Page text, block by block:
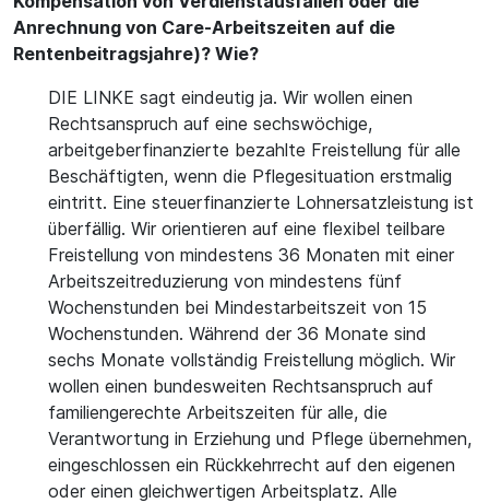
Anrechnung von Care-Arbeitszeiten auf die
Rentenbeitragsjahre)? Wie?
DIE LINKE sagt eindeutig ja. Wir wollen einen
Rechtsanspruch auf eine sechswöchige,
arbeitgeberfinanzierte bezahlte Freistellung für alle
Beschäftigten, wenn die Pflegesituation erstmalig
eintritt. Eine steuerfinanzierte Lohnersatzleistung ist
überfällig. Wir orientieren auf eine flexibel teilbare
Freistellung von mindestens 36 Monaten mit einer
Arbeitszeitreduzierung von mindestens fünf
Wochenstunden bei Mindestarbeitszeit von 15
Wochenstunden. Während der 36 Monate sind
sechs Monate vollständig Freistellung möglich. Wir
wollen einen bundesweiten Rechtsanspruch auf
familiengerechte Arbeitszeiten für alle, die
Verantwortung in Erziehung und Pflege übernehmen,
eingeschlossen ein Rückkehrrecht auf den eigenen
oder einen gleichwertigen Arbeitsplatz. Alle